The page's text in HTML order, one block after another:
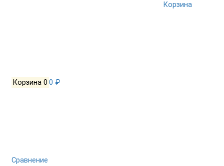
Корзина
Корзина 0 0 ₽
Сравнение